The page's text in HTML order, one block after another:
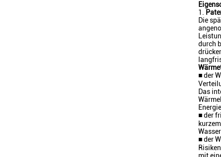
1.
Die
durch
■ der
Das
■ der
■ der